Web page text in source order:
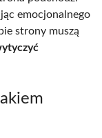
emocjonalnego
strony muszą